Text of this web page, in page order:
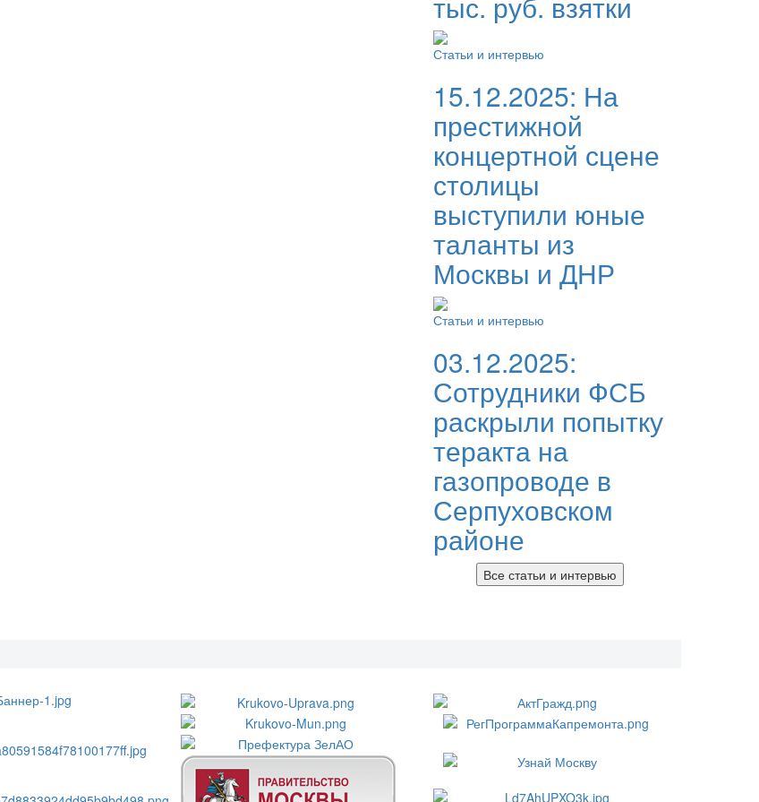
Статьи и интервью
15.12.2025: На
престижной
концертной сцене
столицы
выступили юные
таланты из
Москвы и ДНР
Статьи и интервью
03.12.2025:
Сотрудники ФСБ
раскрыли попытку
теракта на
газопроводе в
Серпуховском
районе
Все статьи и интервью